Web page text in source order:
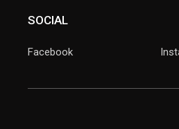
SOCIAL
Facebook